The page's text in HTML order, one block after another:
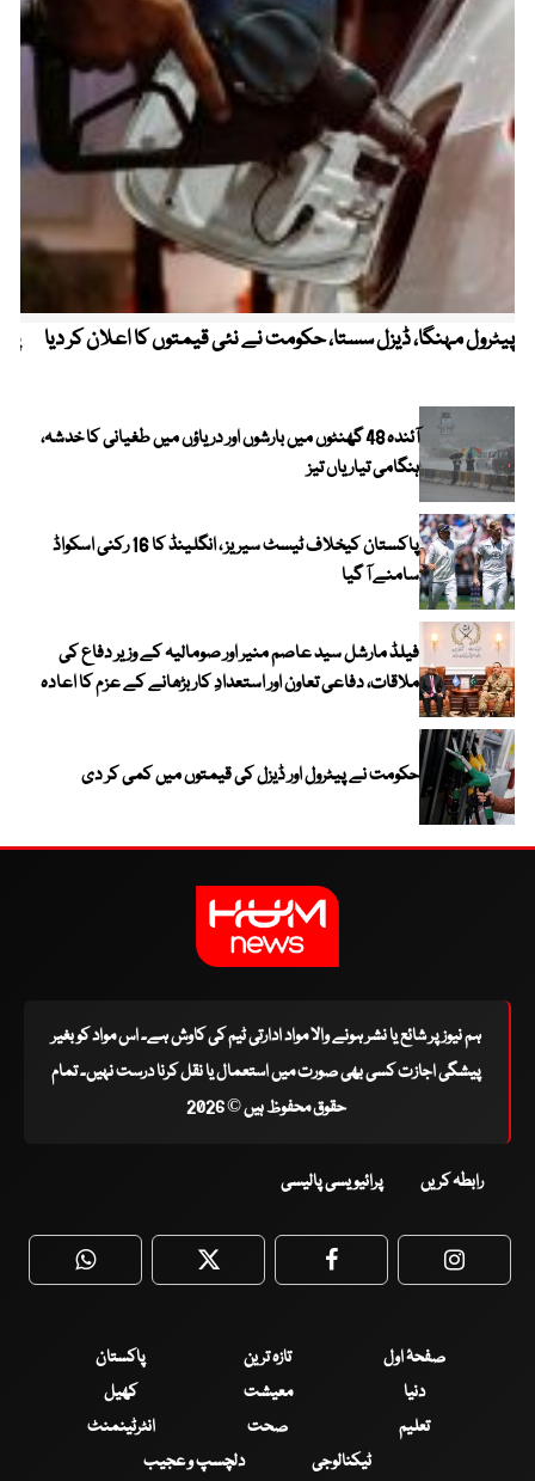
پیٹرول مہنگا، ڈیزل سستا، حکومت نے نئی قیمتوں کا اعلان کر دیا
آئندہ 48 گھنٹوں میں بارشوں اور دریاؤں میں طغیانی کا خدشہ،
ہنگامی تیاریاں تیز
پاکستان کیخلاف ٹیسٹ سیریز ، انگلینڈ کا 16 رکنی اسکواڈ
سامنے آ گیا
فیلڈ مارشل سید عاصم منیر اور صومالیہ کے وزیر دفاع کی
ملاقات، دفاعی تعاون اور استعدادِ کار بڑھانے کے عزم کا اعادہ
حکومت نے پیٹرول اور ڈیزل کی قیمتوں میں کمی کر دی
ہم نیوز پر شائع یا نشر ہونے والا مواد ادارتی ٹیم کی کاوش ہے۔ اس مواد کو بغیر
پیشگی اجازت کسی بھی صورت میں استعمال یا نقل کرنا درست نہیں۔ تمام
حقوق محفوظ ہیں © 2026
رابطہ کریں پرائیویسی پالیسی
WhatsApp Twitter Facebook
صفحۂ اول تازہ ترین
پاکستان
دنیا
معیشت
کھیل
تعلیم
صحت
انٹرٹینمنٹ
ٹیکنالوجی
دلچسپ و عجیب